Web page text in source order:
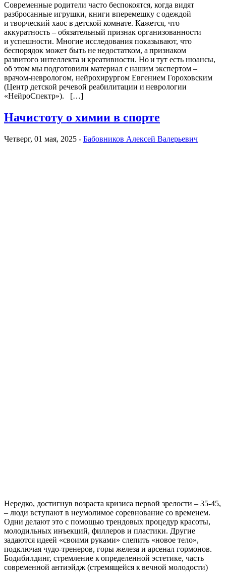
Современные родители часто беспокоятся, когда видят
разбросанные игрушки, книги вперемешку с одеждой
и творческий хаос в детской комнате. Кажется, что
аккуратность – обязательный признак организованности
и успешности. Многие исследования показывают, что
беспорядок может быть не недостатком, а признаком
развитого интеллекта и креативности. Но и тут есть нюансы,
об этом мы подготовили материал с нашим экспертом –
врачом-неврологом, нейрохирургом Евгением Гороховским
(Центр детской речевой реабилитации и неврологии
«НейроСпектр»). […]
Начистоту о химии в спорте
Четверг, 01 мая, 2025 - Бабовников Алексей Валерьевич
Нередко, достигнув возраста кризиса первой зрелости – 35-45,
– люди вступают в неумолимое соревнование со временем.
Одни делают это с помощью трендовых процедур красоты,
молодильных инъекций, филлеров и пластики. Другие
задаются идеей «своими руками» слепить «новое тело»,
подключая чудо-тренеров, горы железа и арсенал гормонов.
Бодибилдинг, стремление к определенной эстетике, часть
современной антиэйдж (стремящейся к вечной молодости)